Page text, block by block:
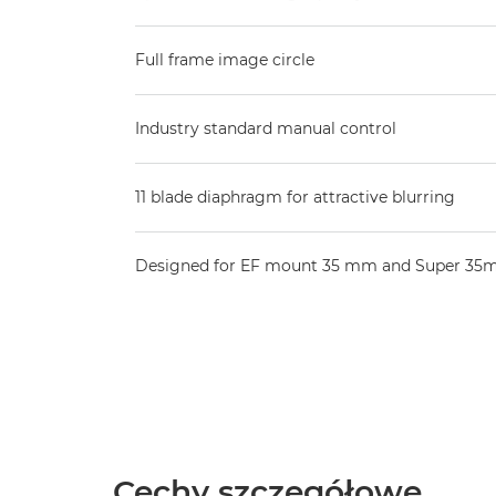
Full frame image circle
Industry standard manual control
11 blade diaphragm for attractive blurring
Designed for EF mount 35 mm and Super